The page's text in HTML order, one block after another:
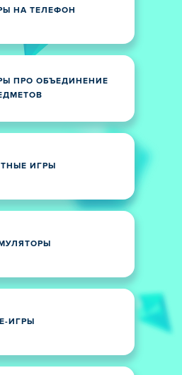
НА ТЕЛЕФОН
ПРО ОБЪЕДИНЕНИЕ
ИГРЫ
ИГРЫ